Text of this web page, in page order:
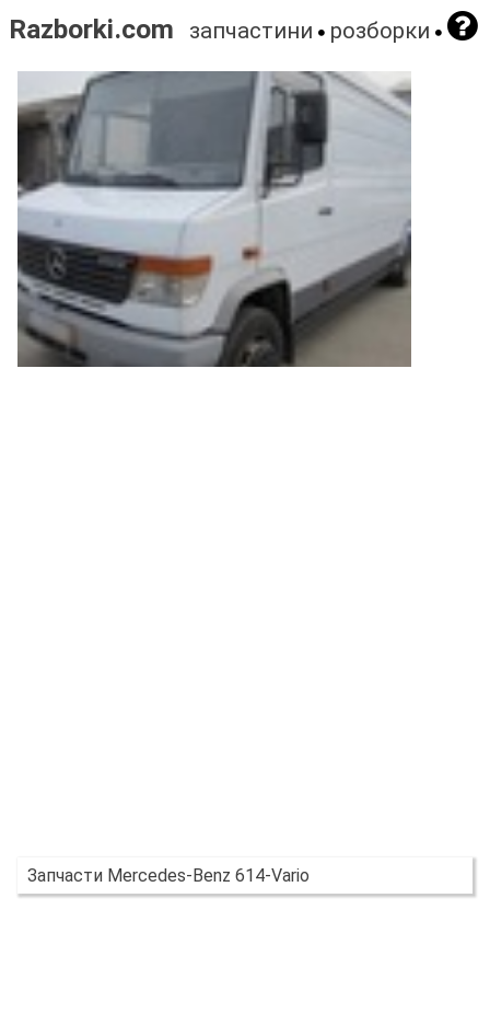
Razborki.com запчастини розборки
Запчасти Mercedes-Benz 614-Vario